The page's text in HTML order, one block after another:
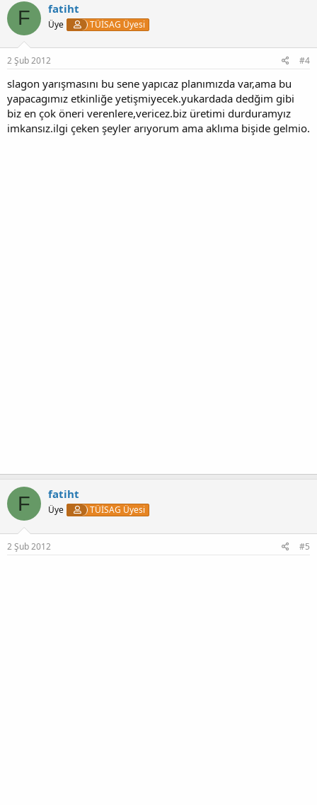
F fatiht
Üye TÜİSAG Üyesi
2 Şub 2012 #4
slagon yarışmasını bu sene yapıcaz planımızda var,ama bu
yapacagımız etkinliğe yetişmiyecek.yukardada dedğim gibi
biz en çok öneri verenlere,vericez.biz üretimi durduramyız
imkansız.ilgi çeken şeyler arıyorum ama aklıma bişide gelmio.
F fatiht
Üye TÜİSAG Üyesi
2 Şub 2012 #5